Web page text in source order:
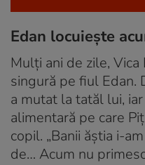
Edan locuiește
Mulți ani de zile,
singură pe fiul Edan.
a mutat la tatăl lui,
alimentară pe care
copil. „Banii ăștia i-
de… Acum nu